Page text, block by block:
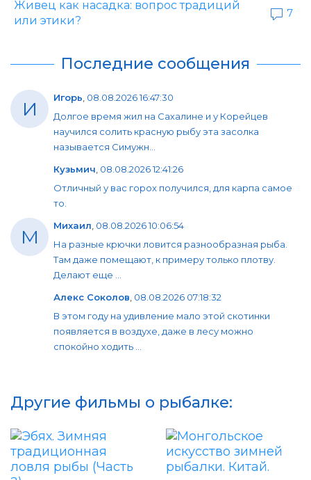
Живец как насадка: вопрос традиций
или этики?
7
Последние сообщения
И Игорь, 08.08.2026 16:47:30
Долгое время жил на Сахалине и у Корейцев
научился солить красную рыбу эта засолка
называется Симужн...
Кузьмич, 08.08.2026 12:41:26
Отличный у вас горох получился, для карпа самое
то.
М Михаил, 08.08.2026 10:06:54
На разные крючки ловится разнообразная рыба.
Там даже помещают, к примеру только плотву.
Делают еще ...
Алекс Соколов, 08.08.2026 07:18:32
В этом году на удивление мало этой скотинки
появляется в воздухе, даже в лесу можно
спокойно ходить ...
Другие фильмы о рыбалке: